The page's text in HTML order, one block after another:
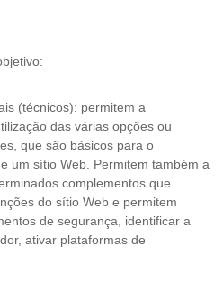
(técnicos): permitem a
das várias opções ou
que são básicos para o
um sítio Web. Permitem também a
complementos que
do sítio Web e permitem
de segurança, identificar a
ativar plataformas de